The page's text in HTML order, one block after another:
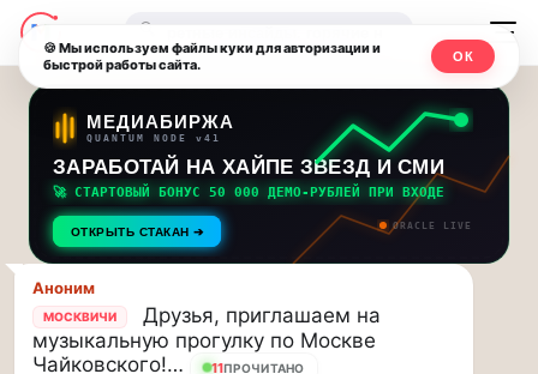
Последние
новости
обновления
потока:
Друзья,
приглашаем
на
музыкальную
прогулку
по
Москвичи.net
—
Главный
столичный
чат-
мессенджер,
новости
и
🔍
МЕДИАБИРЖА
QUANTUM NODE v41
ЗАРАБОТАЙ НА ХАЙПЕ ЗВЕЗД И СМИ
🚀 СТАРТОВЫЙ БОНУС 50 000 ДЕМО-РУБЛЕЙ ПРИ ВХОДЕ
ОТКРЫТЬ СТАКАН ➔ ORACLE LIVE
Аноним
МОСКВИЧИ
Друзья, приглашаем на
музыкальную прогулку по Москве
Чайковского!…
10ПРОЧИТАНО
🍪 Мы используем файлы куки для авторизации и
быстрой работы сайта.
ОК